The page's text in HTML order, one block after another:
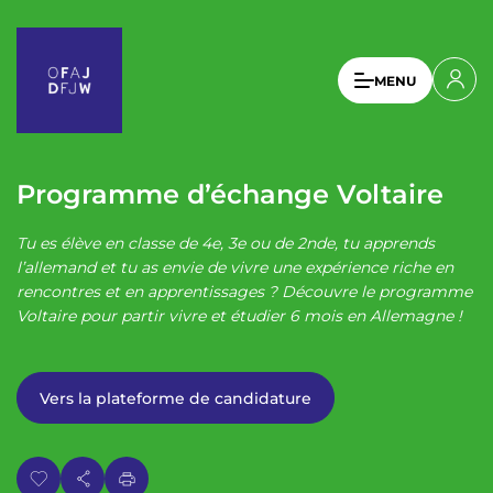
MENU
U
s
a
c
c
o
Programme d’échange Voltaire
Tu es élève en classe de 4e, 3e ou de 2nde, tu apprends
l’allemand et tu as envie de vivre une expérience riche en
rencontres et en apprentissages ? Découvre le programme
Voltaire pour partir vivre et étudier 6 mois en Allemagne !
Vers la plateforme de candidature